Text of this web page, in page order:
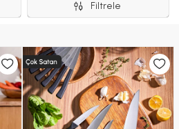
Filtrele